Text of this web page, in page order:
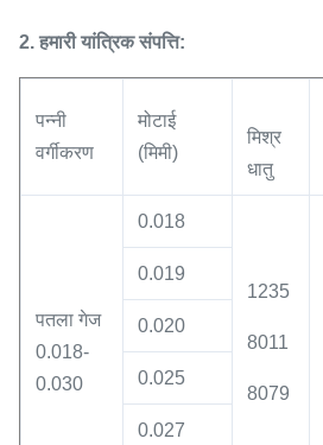
2. हमारी यांत्रिक संपत्ति:
पन्नी
वर्गीकरण
मोटाई
(मिमी)
मिश्र
धातु
पतला गेज
0.018-
0.030
0.018
1235
8011
8079
0.019
0.020
0.025
0.027